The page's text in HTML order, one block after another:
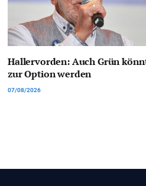
Hallervorden: Auch Grün
zur Option werden
07/08/2026